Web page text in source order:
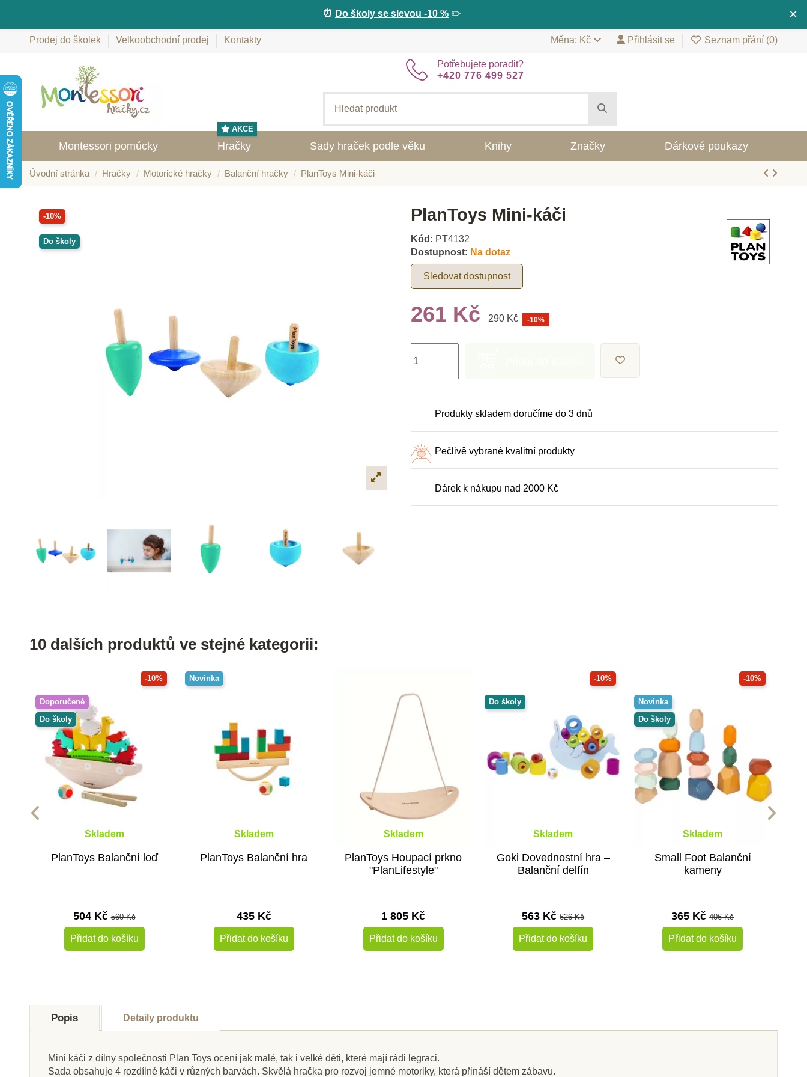
×
⏰ Do školy se slevou -10 % ✏️
Prodej do školek Velkoobchodní prodej Kontakty Měna: Kč Přihlásit se Seznam přání (0)
Potřebujete poradit?
+420 776 499 527
Montessori pomůcky Hračky
AKCE
Sady hraček podle věku Knihy Značky Dárkové poukazy
Úvodní stránka Hračky Motorické hračky Balanční hračky PlanToys Mini-káči
-10%
Do školy
PlanToys Mini-káči
Kód: PT4132
Dostupnost: Na dotaz
Sledovat dostupnost
261 Kč 290 Kč -10%
Produkty skladem doručíme do 3 dnů
Pečlivě vybrané kvalitní produkty
Dárek k nákupu nad 2000 Kč
10 dalších produktů ve stejné kategorii:
-10%
Doporučené
Do školy
Skladem
PlanToys Balanční loď
504 Kč560 Kč
Přidat do košíku
Novinka
Skladem
PlanToys Balanční hra
435 Kč
Přidat do košíku
Skladem
PlanToys Houpací prkno
"PlanLifestyle"
1 805 Kč
Přidat do košíku
-10%
Do školy
Skladem
Goki Dovednostní hra –
Balanční delfín
563 Kč626 Kč
Přidat do košíku
-10%
Novinka
Do školy
Skladem
Small Foot Balanční
kameny
365 Kč406 Kč
Přidat do košíku
Doporučené
Do školy
Do školy
Popis Detaily produktu
Mini káči z dílny společnosti Plan Toys ocení jak malé, tak i velké děti, které mají rádi legraci.
Sada obsahuje 4 rozdílné káči v různých barvách. Skvělá hračka pro rozvoj jemné motoriky, která přináší dětem zábavu.